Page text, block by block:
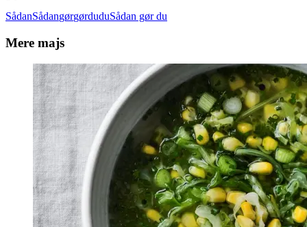
SådanSådangørgørduduSådan gør du
Mere majs